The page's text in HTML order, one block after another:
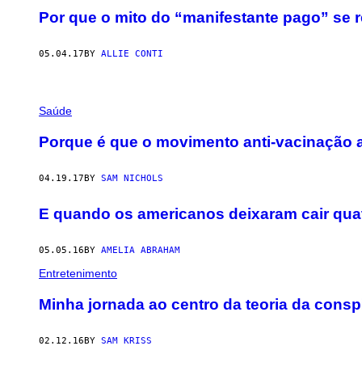
Por que o mito do “manifestante pago” se
05.04.17 BY ALLIE CONTI
Saúde
Porque é que o movimento anti-vacinação
04.19.17BY SAM NICHOLS
E quando os americanos deixaram cair
05.05.16 BY AMELIA ABRAHAM
Entretenimento
Minha jornada ao centro da teoria da
02.12.16BY SAM KRISS